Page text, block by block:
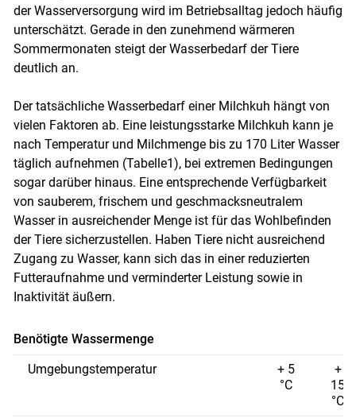
der Wasserversorgung wird im Betriebsalltag jedoch häufig
unterschätzt. Gerade in den zunehmend wärmeren
Sommermonaten steigt der Wasserbedarf der Tiere
deutlich an.
Der tatsächliche Wasserbedarf einer Milchkuh hängt von
vielen Faktoren ab. Eine leistungsstarke Milchkuh kann je
nach Temperatur und Milchmenge bis zu 170 Liter Wasser
täglich aufnehmen (Tabelle1), bei extremen Bedingungen
sogar darüber hinaus. Eine entsprechende Verfügbarkeit
von sauberem, frischem und geschmacksneutralem
Wasser in ausreichender Menge ist für das Wohlbefinden
der Tiere sicherzustellen. Haben Tiere nicht ausreichend
Zugang zu Wasser, kann sich das in einer reduzierten
Futteraufnahme und verminderter Leistung sowie in
Inaktivität äußern.
Benötigte Wassermenge
Umgebungstemperatur
+ 5
°C
+
15
°C